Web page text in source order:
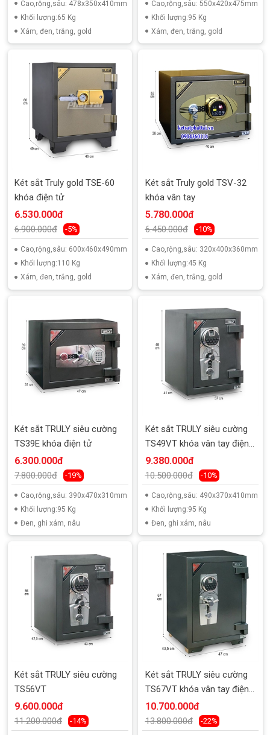
Cao,rộng,sâu: 478x350x410mm
Khối lượng:65 Kg
Xám, đen, trắng, gold
Cao,rộng,sâu: 550x420x475mm
Khối lượng:95 Kg
Xám, đen, trắng, gold
Két sắt Truly gold TSE-60
khóa điện tử
6.530.000đ
6.900.000đ -5%
Cao,rộng,sâu: 600x460x490mm
Khối lượng:110 Kg
Xám, đen, trắng, gold
Két sắt Truly gold TSV-32
khóa vân tay
5.780.000đ
6.450.000đ -10%
Cao,rộng,sâu: 320x400x360mm
Khối lượng:45 Kg
Xám, đen, trắng, gold
Két sắt TRULY siêu cường
TS39E khóa điện tử
6.300.000đ
7.800.000đ -19%
Cao,rộng,sâu: 390x470x310mm
Khối lượng:95 Kg
Đen, ghi xám, nâu
Két sắt TRULY siêu cường
TS49VT khóa vân tay điện
tử
9.380.000đ
10.500.000đ -10%
Cao,rộng,sâu: 490x370x410mm
Khối lượng:95 Kg
Đen, ghi xám, nâu
Két sắt TRULY siêu cường
TS56VT
9.600.000đ
11.200.000đ -14%
Két sắt TRULY siêu cường
TS67VT khóa vân tay điện
tử
10.700.000đ
13.800.000đ -22%